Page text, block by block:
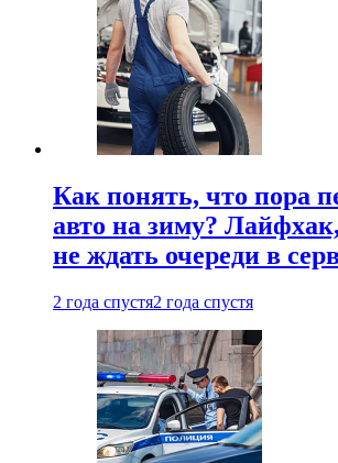
Как понять, что пора
авто на зиму?
не ждать очереди в
2 года спустя2 года спустя